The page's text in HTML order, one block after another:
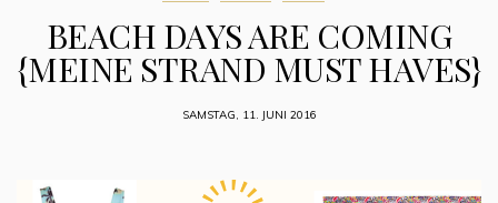
BEACH DAYS ARE COMING
{MEINE STRAND MUST HAVES}
SAMSTAG, 11. JUNI 2016